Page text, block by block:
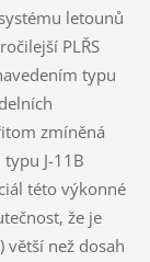
letounů
PLŘS
typu
zmíněná
J-11B
této výkonné
že je
) větší než dosah